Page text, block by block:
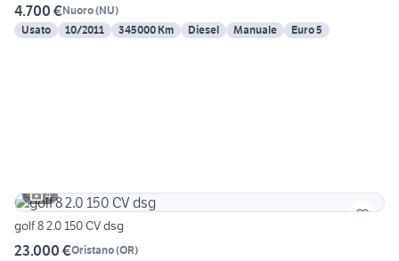
4.700 €Nuoro(NU)
Usato
10/2011 345000 Km Diesel Manuale Euro 5
4
golf 8 2.0 150 CV dsg
23.000 €Oristano(OR)